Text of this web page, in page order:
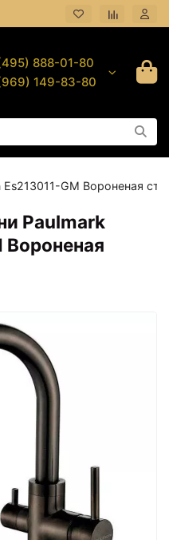
888-01-80
149-83-80
GM Вороненая
Paulmark
Вороненая